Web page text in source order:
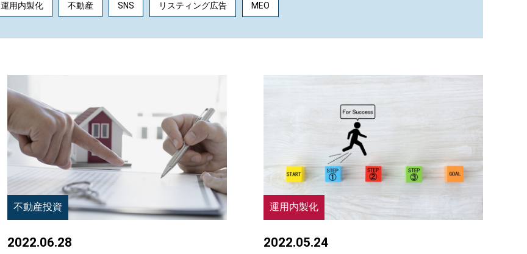
運用内製化 不動産 SNS リスティング広告 MEO
不動産投資
2022.06.28
運用内製化
2022.05.24